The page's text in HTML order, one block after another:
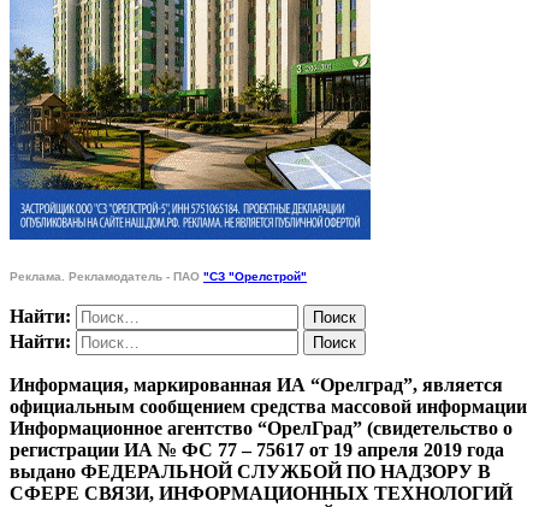
Реклама. Рекламодатель - ПАО "СЗ "Орелстрой"
Найти:
Найти:
Информация, маркированная ИА “Орелград”, является
официальным сообщением средства массовой информации
Информационное агентство “ОрелГрад” (свидетельство о
регистрации ИА № ФС 77 – 75617 от 19 апреля 2019 года
выдано ФЕДЕРАЛЬНОЙ СЛУЖБОЙ ПО НАДЗОРУ В
СФЕРЕ СВЯЗИ, ИНФОРМАЦИОННЫХ ТЕХНОЛОГИЙ